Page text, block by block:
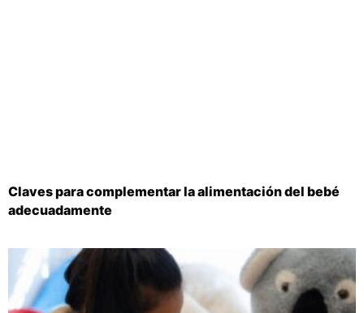
Claves para complementar la alimentación del bebé
adecuadamente